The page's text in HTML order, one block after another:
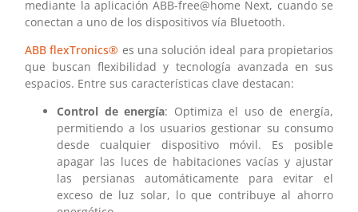
mediante la aplicación ABB-free@home Next, cuando se
conectan a uno de los dispositivos vía Bluetooth.
ABB flexTronics® es una solución ideal para propietarios
que buscan flexibilidad y tecnología avanzada en sus
espacios. Entre sus características clave destacan:
Control de energía: Optimiza el uso de energía,
permitiendo a los usuarios gestionar su consumo
desde cualquier dispositivo móvil. Es posible
apagar las luces de habitaciones vacías y ajustar
las persianas automáticamente para evitar el
exceso de luz solar, lo que contribuye al ahorro